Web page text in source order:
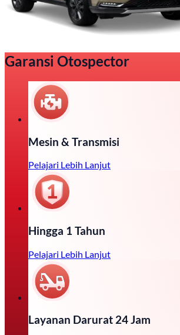
Garansi Otospector
Mesin & Transmisi
Pelajari Lebih Lanjut
Hingga 1 Tahun
Pelajari Lebih Lanjut
Layanan Darurat 24 Jam